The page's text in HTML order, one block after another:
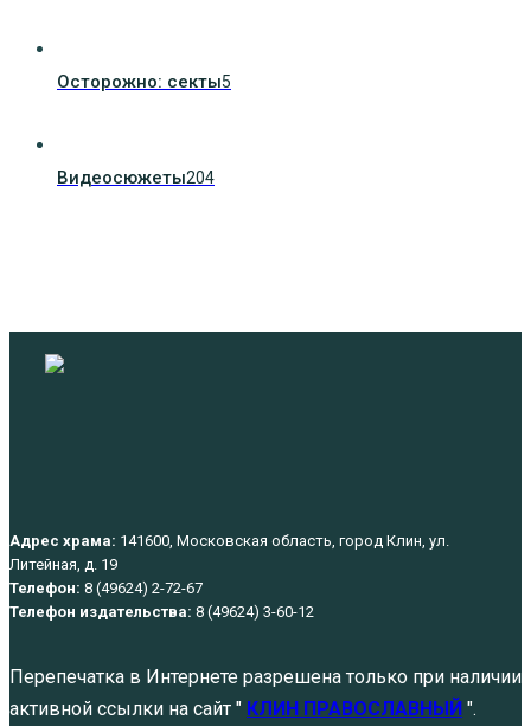
Осторожно: секты5
Видеосюжеты204
Адрес храма: 141600, Московская область, город Клин, ул.
Литейная, д. 19
Телефон: 8 (49624) 2-72-67
Телефон издательства: 8 (49624) 3-60-12
Перепечатка в Интернете разрешена только при наличии
активной ссылки на сайт " КЛИН ПРАВОСЛАВНЫЙ ".